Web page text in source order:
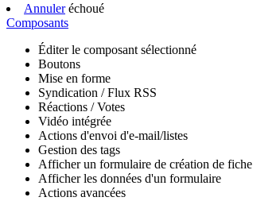
Annuler échoué
Composants
Éditer le composant sélectionné
Boutons
Mise en forme
Syndication / Flux RSS
Réactions / Votes
Vidéo intégrée
Actions d'envoi d'e-mail/listes
Gestion des tags
Afficher un formulaire de création de fiche
Afficher les données d'un formulaire
Actions avancées